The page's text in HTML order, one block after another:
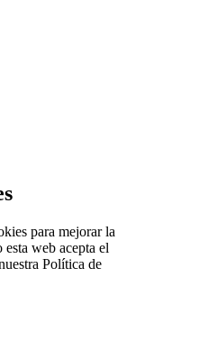
para mejorar la
web acepta el
Política de